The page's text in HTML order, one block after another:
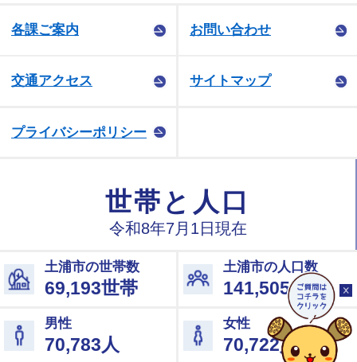
各課ご案内 お問い合わせ
交通アクセス サイトマップ
プライバシーポリシー